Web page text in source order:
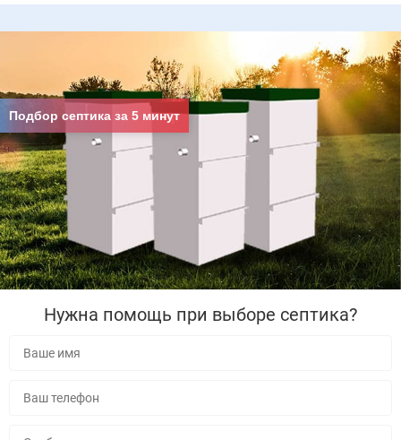
Нужна помощь при выборе септика?
Подбор септика за 5 минут